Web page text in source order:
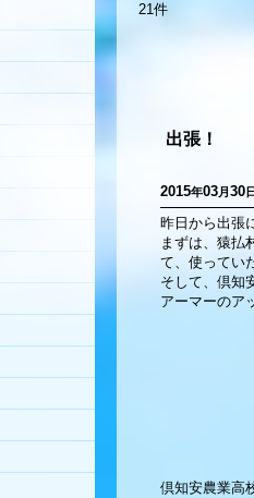
21件
出張！
2015年03月30
昨日から出張
まずは、猿払
て、使ってい
そして、倶知
アーマーのア
倶知安農業高